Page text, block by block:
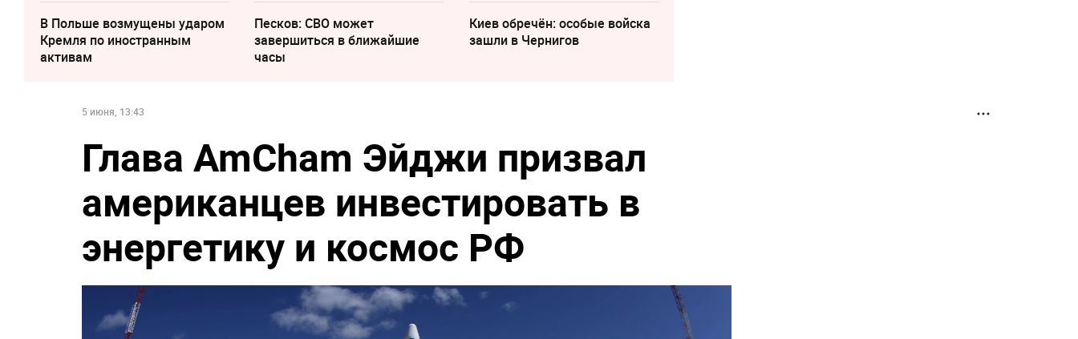
В Польше возмущены ударом
Кремля по иностранным
активам
Песков: СВО может
завершиться в ближайшие
часы
Киев обречён: особые войска
зашли в Чернигов
5 июня, 13:43
Глава AmCham Эйджи призвал
американцев инвестировать в
энергетику и космос РФ